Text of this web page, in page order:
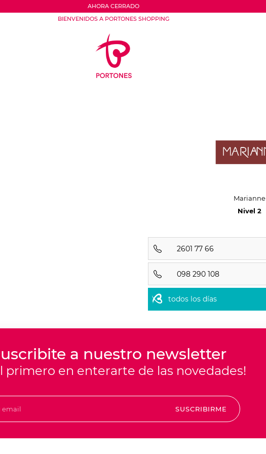
AHORA CERRADO
BIENVENIDOS A PORTONES SHOPPING
Marianne
Nivel 2
2601 77 66
098 290 108
todos los días
a nuestro newsletter
primero en enterarte de las novedades!
SUSCRIBIRME